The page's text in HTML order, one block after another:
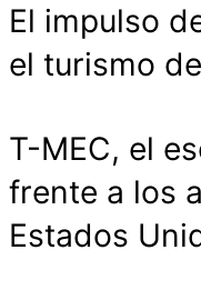
El impulso
el turismo
T-MEC, el
frente a los
Estados